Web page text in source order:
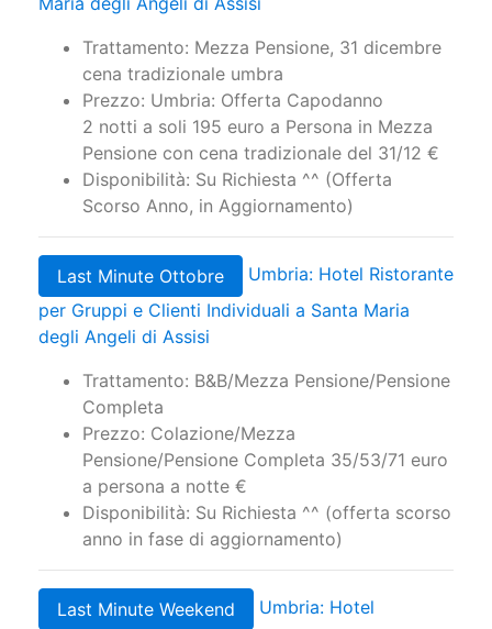
Trattamento: Mezza Pensione, 31 dicembre
cena tradizionale umbra
Prezzo: Umbria: Offerta Capodanno
2 notti a soli 195 euro a Persona in Mezza
Pensione con cena tradizionale del 31/12 €
Disponibilità: Su Richiesta ^^ (Offerta
Scorso Anno, in Aggiornamento)
Last Minute Ottobre
Umbria: Hotel Ristorante
per Gruppi e Clienti Individuali a Santa Maria
degli Angeli di Assisi
Trattamento: B&B/Mezza Pensione/Pensione
Completa
Prezzo: Colazione/Mezza
Pensione/Pensione Completa 35/53/71 euro
a persona a notte €
Disponibilità: Su Richiesta ^^ (offerta scorso
anno in fase di aggiornamento)
Last Minute Weekend
Umbria: Hotel